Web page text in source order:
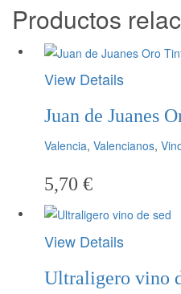
Productos
View Details
Juan de Juanes
Valencia, Valencianos,
5,70 €
View Details
Ultraligero vino